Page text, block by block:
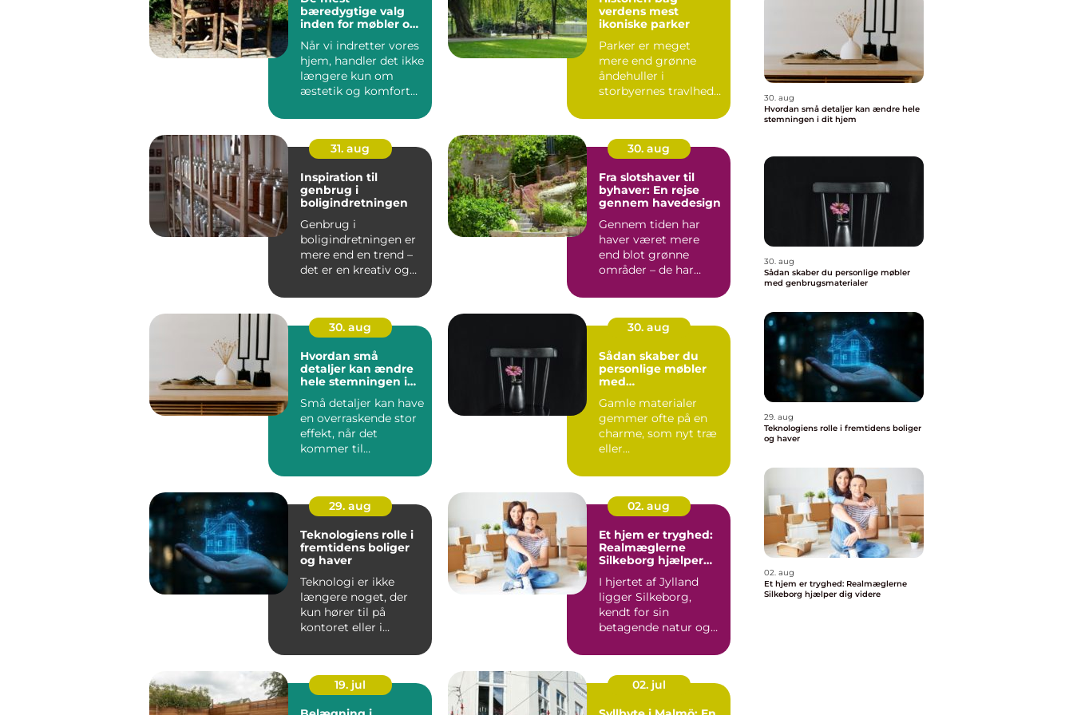
bæredygtige valg
inden for møbler og
Når vi indretter vores
hjem, handler det ikke
længere kun om
æstetik og komfort
verdens mest
ikoniske parker
Parker er meget
mere end grønne
åndehuller i
storbyernes travlhed –
31. aug
Inspiration til
genbrug i
boligindretningen
Genbrug i
boligindretningen er
mere end en trend –
det er en kreativ og
30. aug
Fra slotshaver til
byhaver: En rejse
gennem havedesign
Gennem tiden har
haver været mere
end blot grønne
områder – de har
30. aug
Hvordan små
detaljer kan ændre
hele stemningen i
Små detaljer kan have
en overraskende stor
effekt, når det
kommer til
30. aug
Sådan skaber du
personlige møbler
med
Gamle materialer
gemmer ofte på en
charme, som nyt træ
eller
dele sj...
29. aug
Teknologiens rolle i
fremtidens boliger
og haver
Teknologi er ikke
længere noget, der
kun hører til på
kontoret eller i
02. aug
Et hjem er tryghed:
Realmæglerne
Silkeborg hjælper
I hjertet af Jylland
ligger Silkeborg,
kendt for sin
betagende natur og
Når...
19. jul
02. jul
30. aug
Hvordan små detaljer kan ændre hele
stemningen i dit hjem
30. aug
Sådan skaber du personlige møbler
med genbrugsmaterialer
29. aug
Teknologiens rolle i fremtidens boliger
og haver
02. aug
Et hjem er tryghed: Realmæglerne
Silkeborg hjælper dig videre